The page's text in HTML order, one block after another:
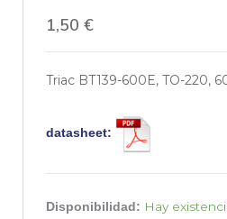
1,50 €
Triac BT139-600E, TO-220,
datasheet:
Disponibilidad: Hay
BT139-